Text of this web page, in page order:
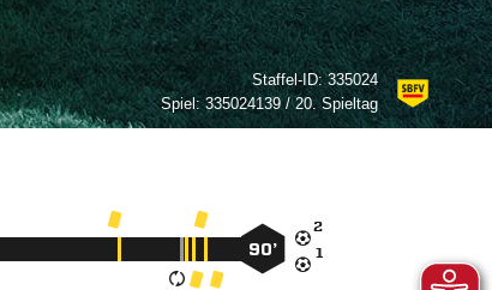
Staffel-ID:335024
Spiel:335024139 / 20. Spieltag


90’